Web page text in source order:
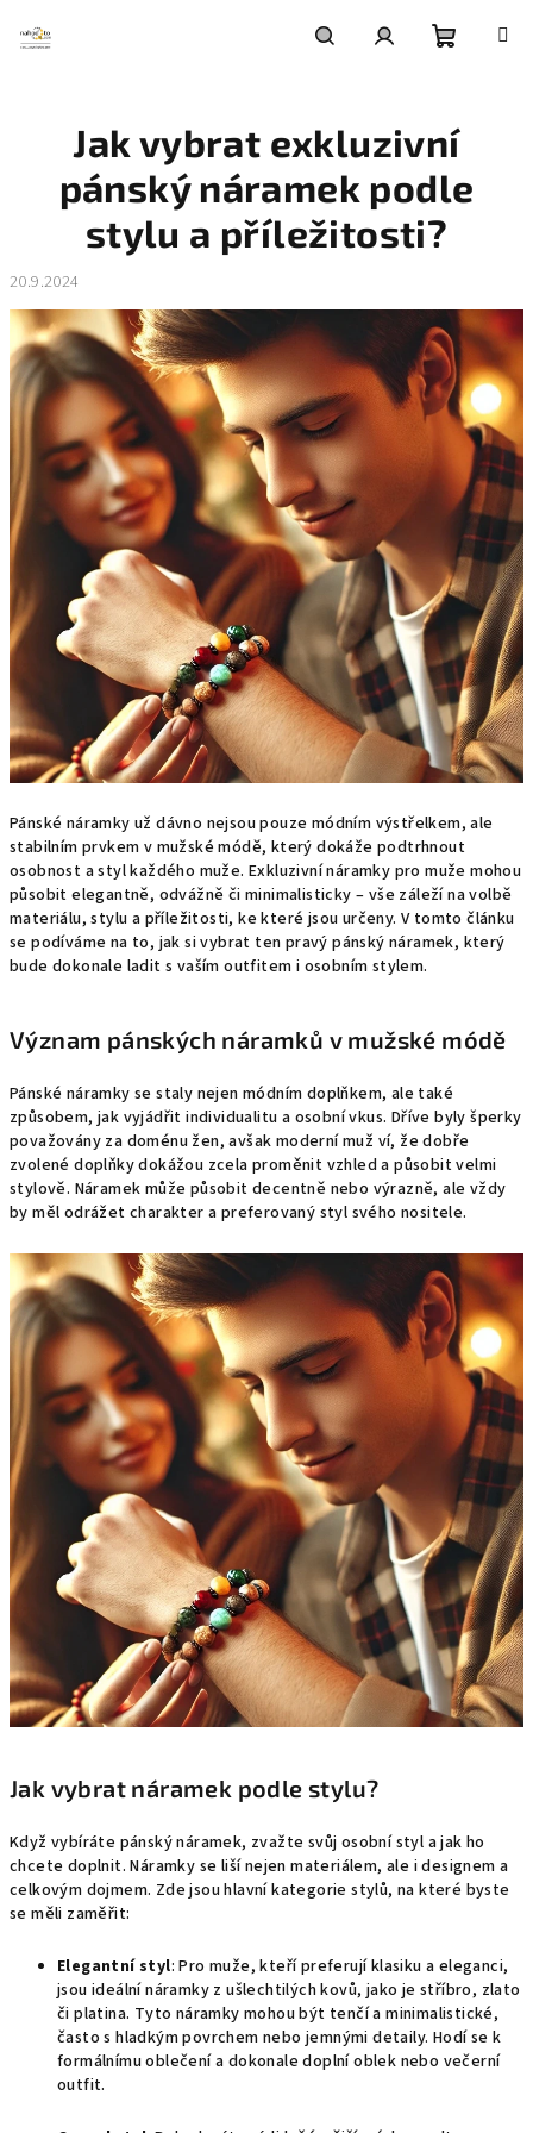
košík
Jak vybrat exkluzivní
pánský náramek podle
stylu a příležitosti?
20.9.2024
Pánské náramky už dávno nejsou pouze módním výstřelkem, ale
stabilním prvkem v mužské módě, který dokáže podtrhnout
osobnost a styl každého muže. Exkluzivní náramky pro muže mohou
působit elegantně, odvážně či minimalisticky – vše záleží na volbě
materiálu, stylu a příležitosti, ke které jsou určeny. V tomto článku
se podíváme na to, jak si vybrat ten pravý pánský náramek, který
bude dokonale ladit s vaším outfitem i osobním stylem.
Význam pánských náramků v mužské módě
Pánské náramky se staly nejen módním doplňkem, ale také
způsobem, jak vyjádřit individualitu a osobní vkus. Dříve byly šperky
považovány za doménu žen, avšak moderní muž ví, že dobře
zvolené doplňky dokážou zcela proměnit vzhled a působit velmi
stylově. Náramek může působit decentně nebo výrazně, ale vždy
by měl odrážet charakter a preferovaný styl svého nositele.
Jak vybrat náramek podle stylu?
Když vybíráte pánský náramek, zvažte svůj osobní styl a jak ho
chcete doplnit. Náramky se liší nejen materiálem, ale i designem a
celkovým dojmem. Zde jsou hlavní kategorie stylů, na které byste
se měli zaměřit:
Elegantní styl: Pro muže, kteří preferují klasiku a eleganci,
jsou ideální náramky z ušlechtilých kovů, jako je stříbro, zlato
či platina. Tyto náramky mohou být tenčí a minimalistické,
často s hladkým povrchem nebo jemnými detaily. Hodí se k
formálnímu oblečení a dokonale doplní oblek nebo večerní
outfit.